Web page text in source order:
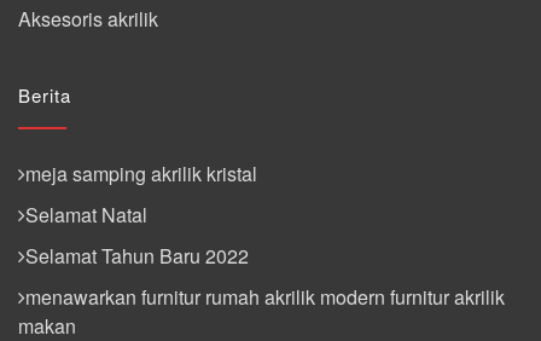
Aksesoris akrilik
Berita
meja samping akrilik kristal
Selamat Natal
Selamat Tahun Baru 2022
menawarkan furnitur rumah akrilik modern furnitur akrilik
makan